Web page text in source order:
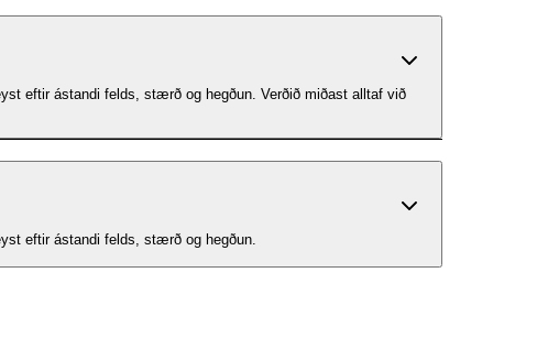
eftir ástandi felds, stærð og hegðun. Verðið miðast alltaf við
eftir ástandi felds, stærð og hegðun.